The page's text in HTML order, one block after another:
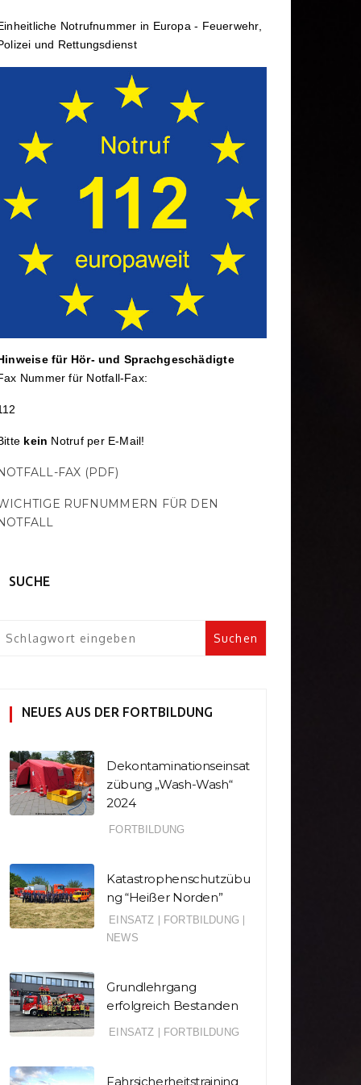
Abrollbehälter
Dekontamination
Mannschaftstransportwagen
Notruf­num­mer in Europa - Feuerwehr,
und Rettungs­dienst
für Hör- und Sprach­ge­schä­digte
Nummer für Notfall-Fax:
kein Notruf per E-Mail!
FAX (PDF)
RUFNUMMERN FÜR DEN
SUCHE
NEUES AUS DER FORTBILDUNG
Dekontaminationseinsat
zübung „Wash-Wash“
2024
FORTBILDUNG
Katastrophenschutzübu
ng “Heißer Norden”
EINSATZ | FORTBILDUNG |
NEWS
Grundlehrgang
erfolgreich Bestanden
EINSATZ | FORTBILDUNG
Fahrsicherheitstraining